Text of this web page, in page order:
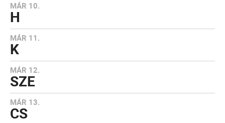
MÁR 10.
H
MÁR 11.
K
MÁR 12.
SZE
MÁR 13.
CS